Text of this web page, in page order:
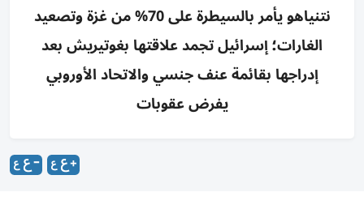
نتنياهو يأمر بالسيطرة على 70% من غزة وتصعيد
الغارات؛ إسرائيل تجمد علاقتها بغوتيريش بعد
إدراجها بقائمة عنف جنسي والاتحاد الأوروبي
يفرض عقوبات